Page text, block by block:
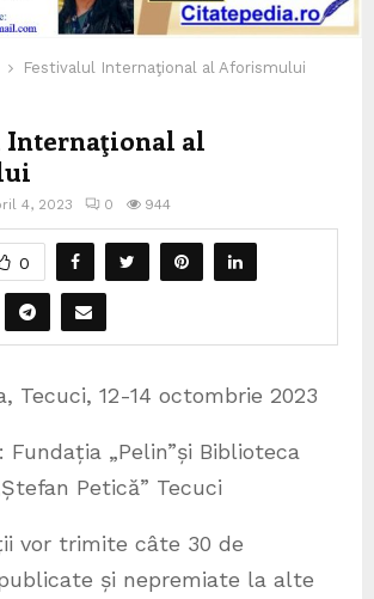
Festivalul Internaţional al Aforismului
Internaţional al
4, 2023 0 944
0
Tecuci, 12-14 octombrie 2023
Fundația „Pelin”și Biblioteca
Petică” Tecuci
vor trimite câte 30 de
și nepremiate la alte